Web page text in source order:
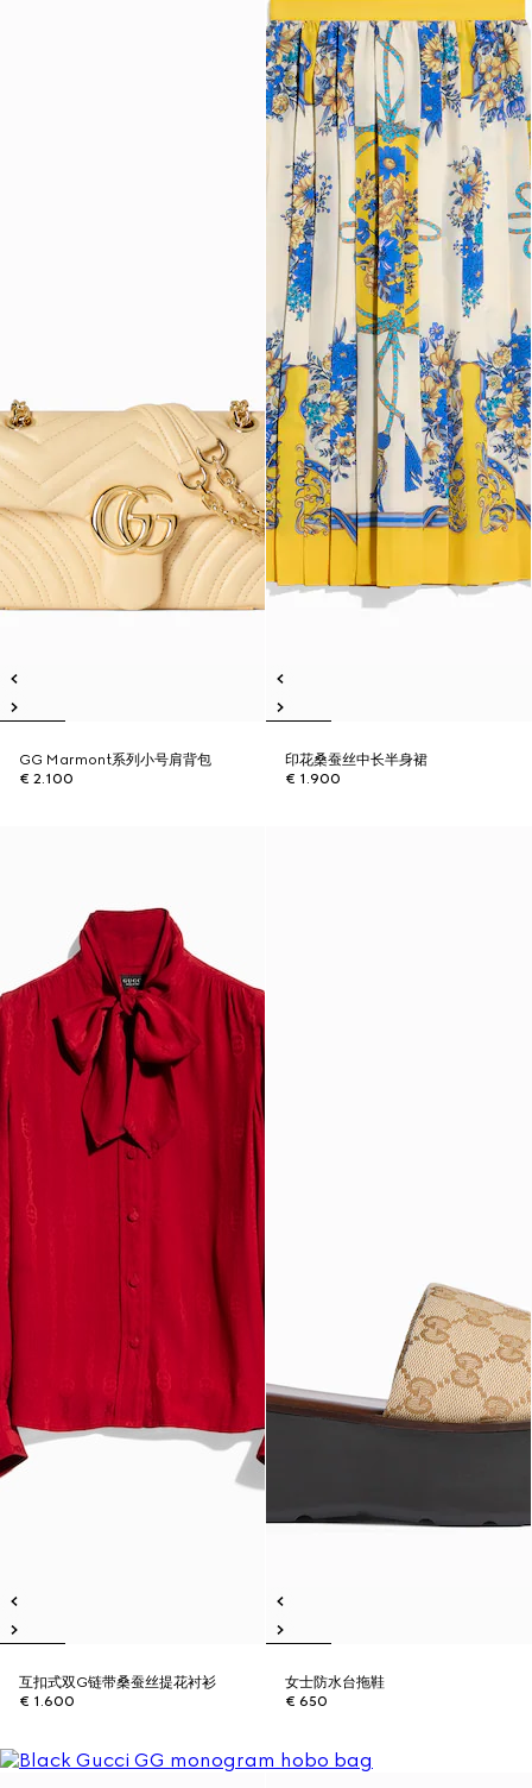
GG Marmont系列小号肩背包
€ 2.100
印花桑蚕丝中长半身裙
€ 1.900
互扣式双G链带桑蚕丝提花衬衫
€ 1.600
女士防水台拖鞋
€ 650